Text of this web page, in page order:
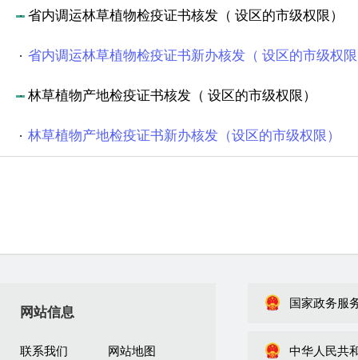
法人注销 档案文物
省内调运林草植物检疫证书核发（ 设区的市级权限）
省内调运林草植物检疫证书新办核发（ 设区的市级权
林草植物产地检疫证书核发（ 设区的市级权限）
林草植物产地检疫证书新办核发（设区的市级权限）
网站信息
联系我们 网站地图
国家政务服
中华人民共